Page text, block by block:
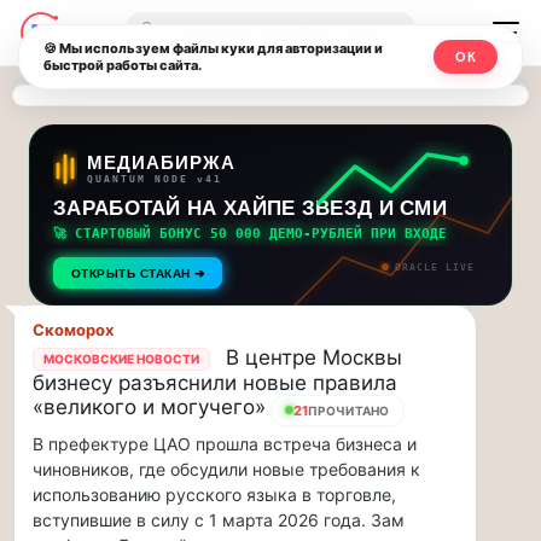
Последние
новости
и
обновления
потока:
Друзья,
приглашаем
на
музыкальную
прогулку
по
Москве
Чайковского!…
Друзья,
приглашаем
на
музыкальную
Москвичи.net
—
Главный
столичный
чат-
мессенджер,
новости
и
инсайды
Москвы
🔍
МЕДИАБИРЖА
QUANTUM NODE v41
ЗАРАБОТАЙ НА ХАЙПЕ ЗВЕЗД И СМИ
🚀 СТАРТОВЫЙ БОНУС 50 000 ДЕМО-РУБЛЕЙ ПРИ ВХОДЕ
ОТКРЫТЬ СТАКАН ➔ ORACLE LIVE
Скоморох
МОСКОВСКИЕ НОВОСТИ
В центре Москвы
бизнесу разъяснили новые правила
«великого и могучего»
21ПРОЧИТАНО
В префектуре ЦАО прошла встреча бизнеса и
чиновников, где обсудили новые требования к
использованию русского языка в торговле,
вступившие в силу с 1 марта 2026 года. Зам
🍪 Мы используем файлы куки для авторизации и
быстрой работы сайта.
ОК